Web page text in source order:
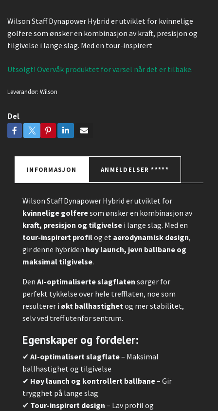
Wilson Staff Dynapower Hybrid er utviklet for kvinnelige
golfere som ønsker en kombinasjon av kraft, presisjon og
tilgivelse i lange slag. Med en tour-inspirert
Utsolgt! Overvåk produktet for varsel når det er tilbake.
Leverandør: Wilson
Del
INFORMASJON ANMELDELSER *****
Wilson Staff Dynapower Hybrid er utviklet for
kvinnelige golferesom ønsker en kombinasjon av
kraft, presisjon og tilgivelse i lange slag. Med en
tour-inspirert profilog et aerodynamisk design,
gir denne hybriden høy launch, jevn ballbane og
maksimal tilgivelse.
Den AI-optimaliserte slagflaten sørger for
perfekt tykkelse over hele trefflaten, noe som
resulterer i økt ballhastighetog mer stabilitet,
selv ved treff utenfor sentrum.
Egenskaper og fordeler:
✔ AI-optimalisert slagflate– Maksimal
ballhastighet og tilgivelse
✔ Høy launch og kontrollert ballbane– Gir
trygghet på lange slag
✔ Tour-inspirert design – Lav profil og